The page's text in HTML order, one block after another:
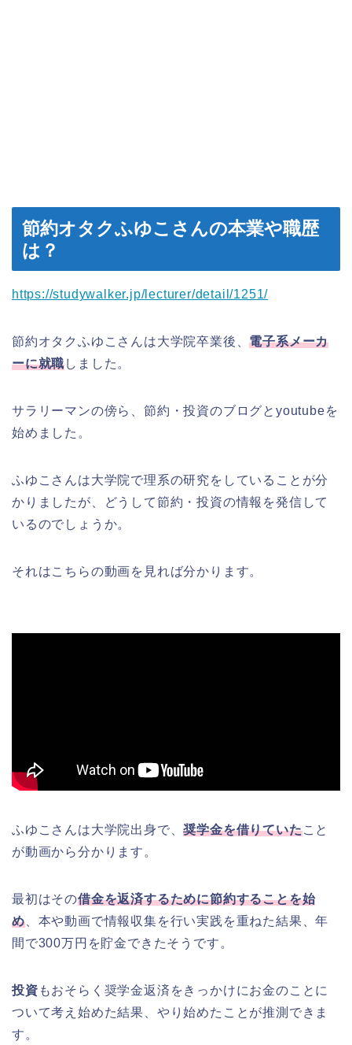
節約オタクふゆこさんの本業や職歴
は？
https://studywalker.jp/lecturer/detail/1251/
節約オタクふゆこさんは大学院卒業後、電子系メーカ
ーに就職しました。
サラリーマンの傍ら、節約・投資のブログとyoutubeを
始めました。
ふゆこさんは大学院で理系の研究をしていることが分
かりましたが、どうして節約・投資の情報を発信して
いるのでしょうか。
それはこちらの動画を見れば分かります。
ふゆこさんは大学院出身で、奨学金を借りていたこと
が動画から分かります。
最初はその借金を返済するために節約することを始
め、本や動画で情報収集を行い実践を重ねた結果、年
間で300万円を貯金できたそうです。
投資 もおそらく奨学金返済をきっかけにお金のことに
ついて考え始めた結果、やり始めたことが推測できま
す。